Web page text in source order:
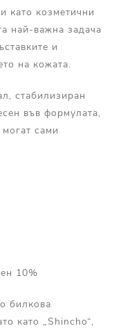
като козметични
най-важна задача
и
на кожата.
стабилизиран
във формулата,
сами
10%
билкова
като „Shincho“,